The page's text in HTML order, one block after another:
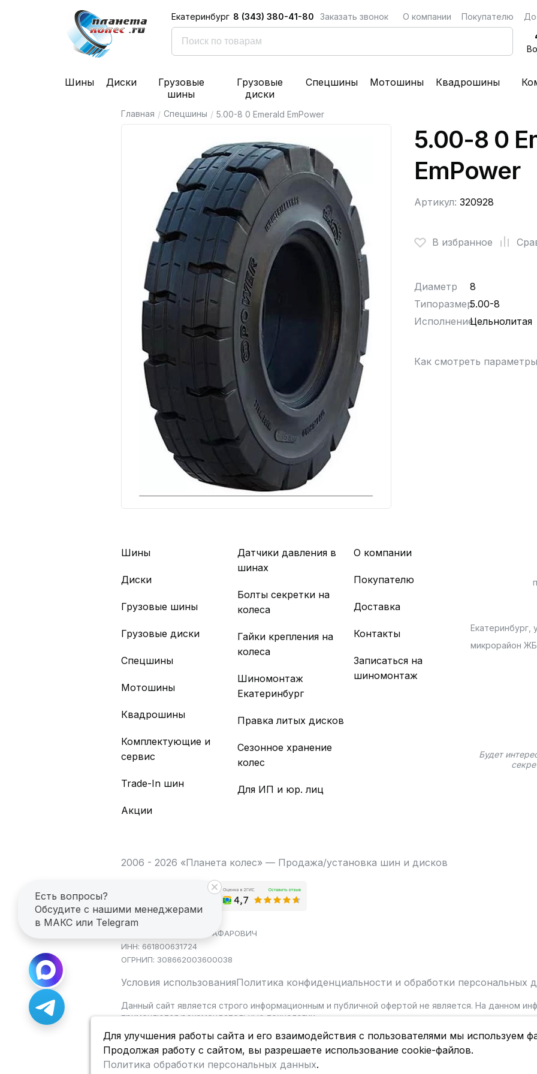
Екатеринбург 8 (343) 380-41-80 Заказать звонок О компании Покупателю
Шины Диски
Грузовые
шины
Грузовые
диски
Спецшины Мотошины Квадрошины
Главная / Спецшины / 5.00-8 0 Emerald EmPower
5.00-8 0
EmPower
Артикул: 320928
В избранное
Диаметр
8
Типоразмер5.00-8
ИсполнениеЦельнолитая
Как смотреть
Шины
Диски
Грузовые шины
Грузовые диски
Спецшины
Мотошины
Квадрошины
Комплектующие и
сервис
Trade-In шин
Акции
Датчики давления в
шинах
Болты секретки на
колеса
Гайки крепления на
колеса
Шиномонтаж
Екатеринбург
Правка литых дисков
Сезонное хранение
колес
Для ИП и юр. лиц
О компании
Покупателю
Доставка
Контакты
Записаться на
шиномонтаж
Екатеринбург,
микрорайон
Будет
2006 - 2026 «Планета колес» — Продажа/установка шин и дисков
ИП САГДЕЕВ ДИНАР ЯГАФАРОВИЧ
ИНН: 661800631724
ОГРНИП: 308662003600038
Условия использованияПолитика конфиденциальности и обработки персональных
Данный сайт является строго информационным и публичной офертой не является. На данном
применяются рекомендательные технологии.
Есть вопросы?
Обсудите с нашими менеджерами
в МАКС или Telegram
Для улучшения работы сайта и его взаимодействия с пользователями мы используем
Продолжая работу с сайтом, вы разрешаете использование cookie-файлов.
Политика обработки персональных данных.